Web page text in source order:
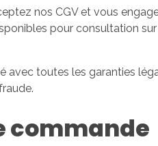
nos CGV et vous
pour consultation
toutes les garanties
commande